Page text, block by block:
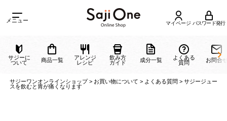
メニュー マイページ パスワード発行
サジーに アレンジ 飲み方 成分一覧 よくある
サジーワンオンラインショップ